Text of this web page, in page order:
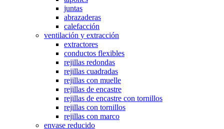
juntas
abrazaderas
calefacción
ventilación y extracción
extractores
conductos flexibles
rejillas redondas
rejillas cuadradas
rejillas con muelle
rejillas de encastre
rejillas de encastre con tornillos
rejillas con tornillos
rejillas con marco
envase reducido